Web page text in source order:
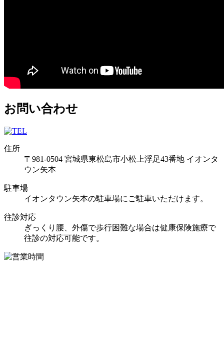
お問い合わせ
住所
〒981-0504 宮城県東松島市小松上浮足43番地 イオンタ
ウン矢本
駐車場
イオンタウン矢本の駐車場にご駐車いただけます。
往診対応
ぎっくり腰、外傷で歩行困難な場合は健康保険施療で
往診の対応可能です。